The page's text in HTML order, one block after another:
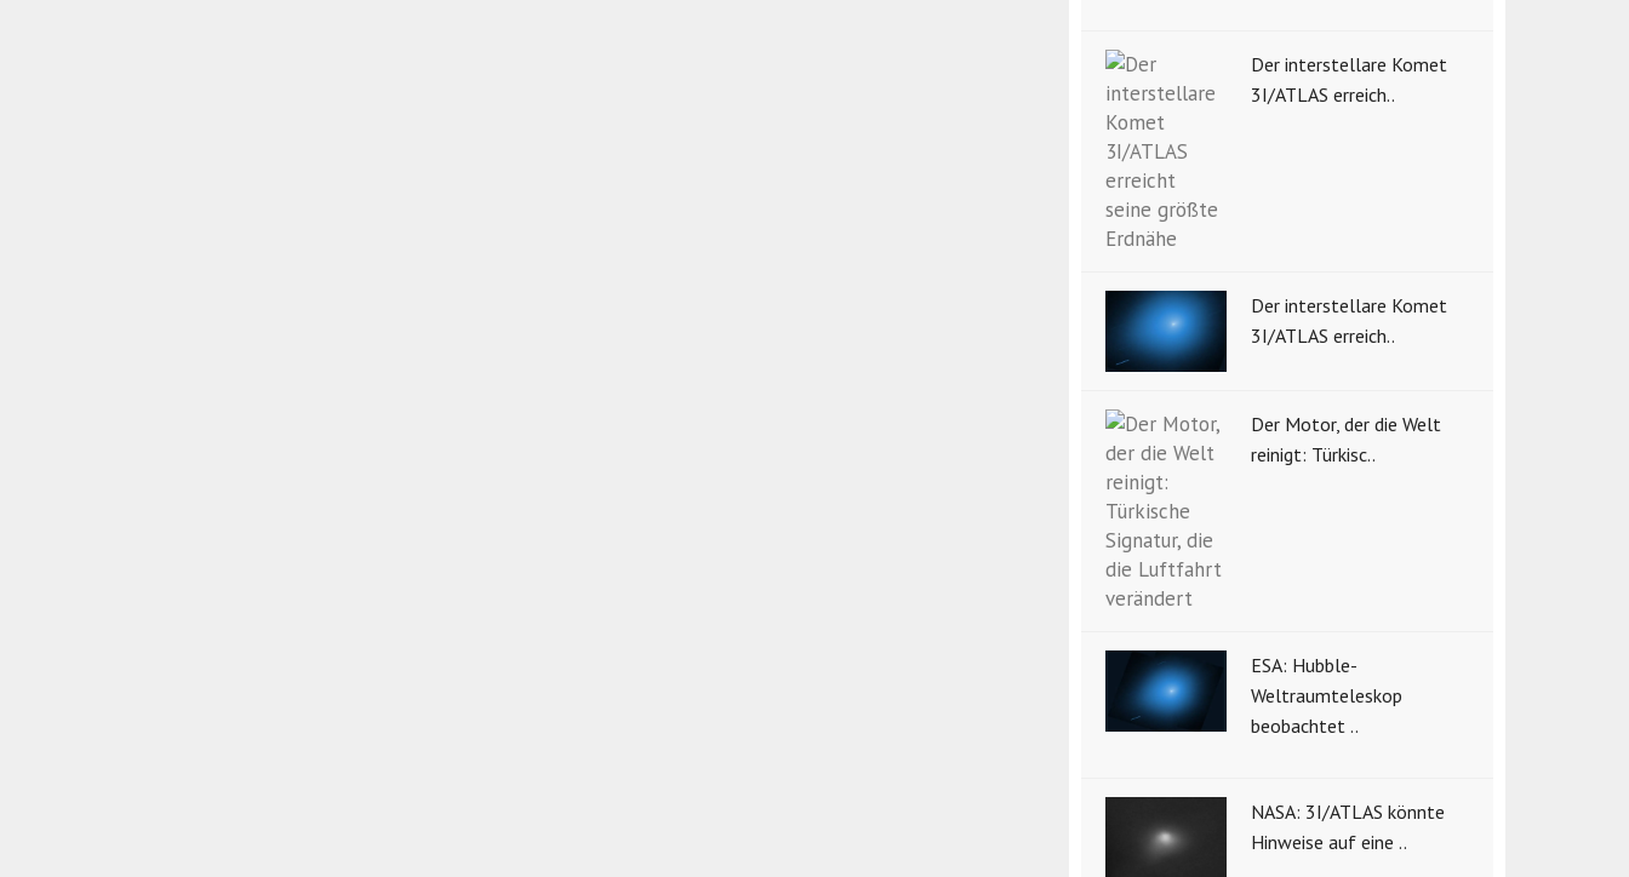
Der interstellare Komet
3I/ATLAS erreich..
Der interstellare Komet
3I/ATLAS erreich..
Der Motor, der die Welt
reinigt: Türkisc..
ESA: Hubble-
Weltraumteleskop
beobachtet ..
NASA: 3I/ATLAS könnte
Hinweise auf eine ..